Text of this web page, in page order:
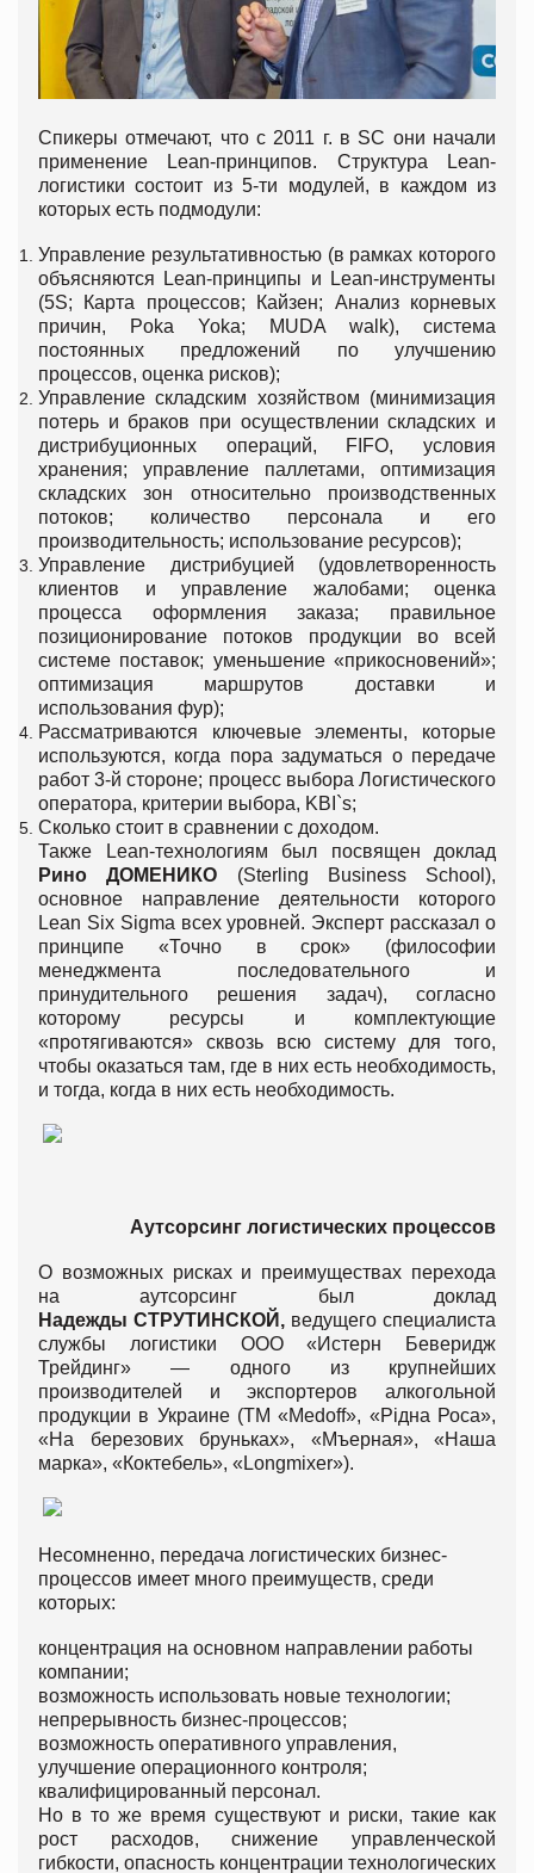
Спикеры отмечают, что с 2011 г. в SC они начали
применение Lean-принципов. Структура Lean-
логистики состоит из 5-ти модулей, в каждом из
которых есть подмодули:
Управление результативностью (в рамках которого
объясняются Lean-принципы и Lean-инструменты
(5S; Карта процессов; Кайзен; Анализ корневых
причин, Poka Yoka; MUDA walk), система
постоянных предложений по улучшению
процессов, оценка рисков);
Управление складским хозяйством (минимизация
потерь и браков при осуществлении складских и
дистрибуционных операций, FIFO, условия
хранения; управление паллетами, оптимизация
складских зон относительно производственных
потоков; количество персонала и его
производительность; использование ресурсов);
Управление дистрибуцией (удовлетворенность
клиентов и управление жалобами; оценка
процесса оформления заказа; правильное
позиционирование потоков продукции во всей
системе поставок; уменьшение «прикосновений»;
оптимизация маршрутов доставки и
использования фур);
Рассматриваются ключевые элементы, которые
используются, когда пора задуматься о передаче
работ 3-й стороне; процесс выбора Логистического
оператора, критерии выбора, KBI`s;
Сколько стоит в сравнении с доходом.
Также Lean-технологиям был посвящен доклад
РиноДОМЕНИКО (Sterling Business School),
основное направление деятельности которого
Lean Six Sigma всех уровней. Эксперт рассказал о
принципе «Точно в срок» (философии
менеджмента последовательного и
принудительного решения задач), согласно
которому ресурсы и комплектующие
«протягиваются» сквозь всю систему для того,
чтобы оказаться там, где в них есть необходимость,
и тогда, когда в них есть необходимость.
Аутсорсинг логистических процессов
О возможных рисках и преимуществах перехода
на аутсорсинг был доклад
Надежды СТРУТИНСКОЙ , ведущего специалиста
службы логистики ООО «Истерн Беверидж
Трейдинг» — одного из крупнейших
производителей и экспортеров алкогольной
продукции в Украине (ТМ «Medoff», «Рідна Роса»,
«На березових бруньках», «Мъерная», «Наша
марка», «Коктебель», «Longmixer»).
Несомненно, передача логистических бизнес-
процессов имеет много преимуществ, среди
которых:
концентрация на основном направлении работы
компании;
возможность использовать новые технологии;
непрерывность бизнес-процессов;
возможность оперативного управления,
улучшение операционного контроля;
квалифицированный персонал.
Но в то же время существуют и риски, такие как
рост расходов, снижение управленческой
гибкости, опасность концентрации технологических